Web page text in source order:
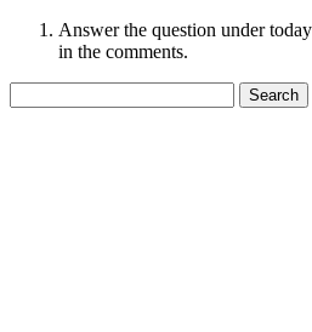
Answer the question under
in the comments.
for: